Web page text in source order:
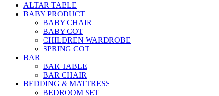
ALTAR TABLE
BABY PRODUCT
BABY CHAIR
BABY COT
CHILDREN WARDROBE
SPRING COT
BAR
BAR TABLE
BAR CHAIR
BEDDING & MATTRESS
BEDROOM SET